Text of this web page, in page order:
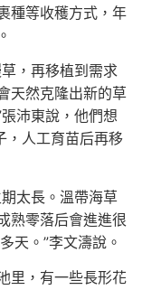
種等收穫方式，年
，再移植到需求
天然克隆出新的草
沛東說，他們想
人工育苗后再移
太長。溫帶海草
熟零落后會進進很
天。”李文濤說。
里，有一些長形花